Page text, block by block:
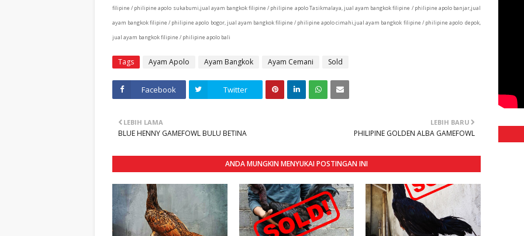
filipine / philipine apolo sukabumi,jual ayam bangkok filipine / philipine apolo Tasikmalaya, jual ayam bangkok filipine / philipine apolo banjar,jual
ayam bangkok filipine / philipine apolo bogor, jual ayam bangkok filipine / philipine apolo cimahi,jual ayam bangkok filipine / philipine apolo depok,
jual ayam bangkok filipine / philipine apolo bali
Tags Ayam Apolo Ayam Bangkok Ayam Cemani Sold
Facebook Twitter
LEBIH BARU
PHILIPINE GOLDEN ALBA GAMEFOWL
LEBIH LAMA
BLUE HENNY GAMEFOWL BULU BETINA
ANDA MUNGKIN MENYUKAI POSTINGAN INI